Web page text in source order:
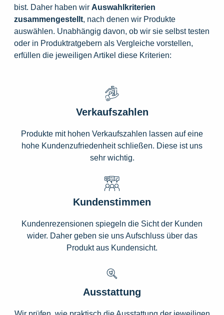
bist. Daher haben wir Auswahlkriterien
zusammengestellt, nach denen wir Produkte
auswählen. Unabhängig davon, ob wir sie selbst testen
oder in Produktratgebern als Vergleiche vorstellen,
erfüllen die jeweiligen Artikel diese Kriterien:
Verkaufszahlen
Produkte mit hohen Verkaufszahlen lassen auf eine
hohe Kundenzufriedenheit schließen. Diese ist uns
sehr wichtig.
Kundenstimmen
Kundenrezensionen spiegeln die Sicht der Kunden
wider. Daher geben sie uns Aufschluss über das
Produkt aus Kundensicht.
Ausstattung